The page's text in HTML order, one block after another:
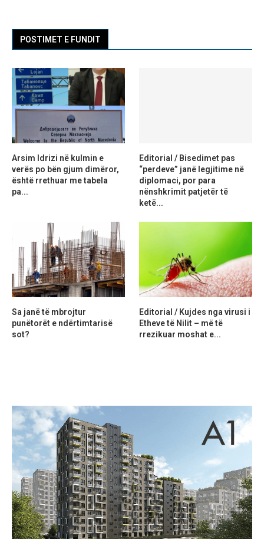
POSTIMET E FUNDIT
Arsim Idrizi në kulmin e
verës po bën gjum dimëror,
është rrethuar me tabela
pa...
Editorial / Bisedimet pas
“perdeve” janë legjitime në
diplomaci, por para
nënshkrimit patjetër të
ketë...
Sa janë të mbrojtur
punëtorët e ndërtimtarisë
sot?
Editorial / Kujdes nga virusi i
Etheve të Nilit – më të
rrezikuar moshat e...